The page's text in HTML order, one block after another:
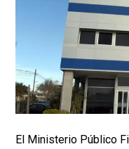
El Ministerio Público